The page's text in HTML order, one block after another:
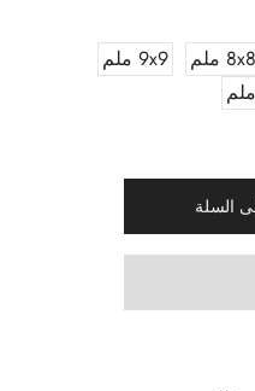
8x8 ملم
9x9 ملم
السلة